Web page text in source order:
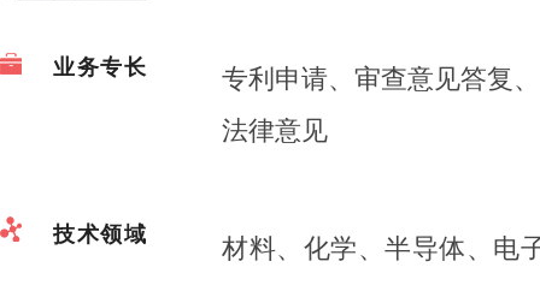
业务专长
专利申请、审查意见答复
法律意见
技术领域 材料、化学、半导体、电